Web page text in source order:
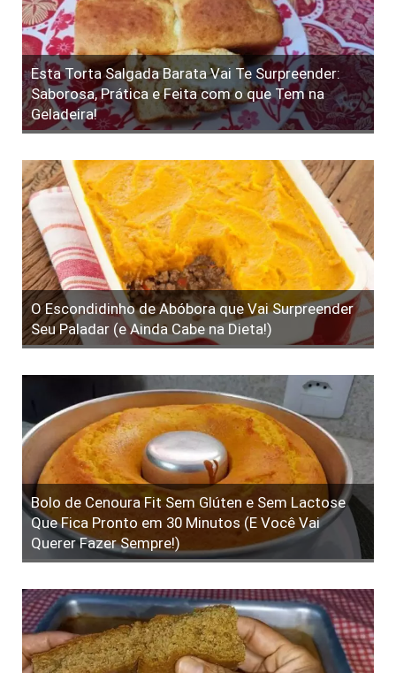
Esta Torta Salgada Barata Vai Te Surpreender:
Saborosa, Prática e Feita com o que Tem na
Geladeira!
O Escondidinho de Abóbora que Vai Surpreender
Seu Paladar (e Ainda Cabe na Dieta!)
Bolo de Cenoura Fit Sem Glúten e Sem Lactose
Que Fica Pronto em 30 Minutos (E Você Vai
Querer Fazer Sempre!)